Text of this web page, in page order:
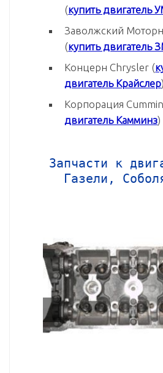
(купить двигатель
Заволжский
(купить двигатель
Концерн Chrysler (
двигатель Крайслер)
Корпорация
двигатель Камминз)
Запчасти к
Газели,